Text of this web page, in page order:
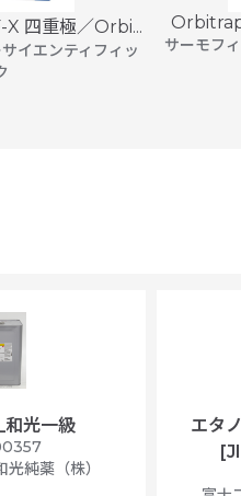
四重極／Orbi...
イエンティフィッ
サーモフ
和光一級
純薬（株）
エタ